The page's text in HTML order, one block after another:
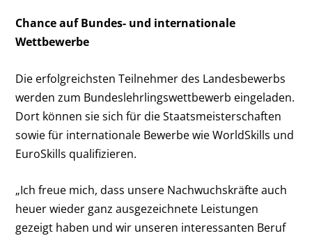
Chance auf Bundes- und internationale
Wettbewerbe
Die erfolgreichsten Teilnehmer des Landesbewerbs
werden zum Bundeslehrlingswettbewerb eingeladen.
Dort können sie sich für die Staatsmeisterschaften
sowie für internationale Bewerbe wie WorldSkills und
EuroSkills qualifizieren.
„Ich freue mich, dass unsere Nachwuchskräfte auch
heuer wieder ganz ausgezeichnete Leistungen
gezeigt haben und wir unseren interessanten Beruf